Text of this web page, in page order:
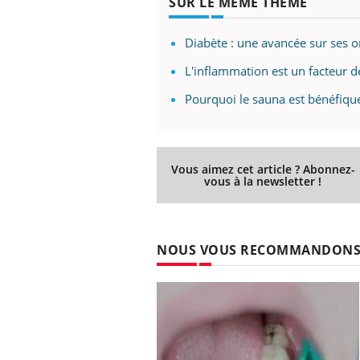
Diabète : une avancée sur ses
L'inflammation est un facteur
Pourquoi le sauna est
Vous aimez cet article ? Abonnez-
vous à la newsletter !
NOUS VOUS RECOMMANDONS
Eczéma Chronique des Mains : se
préparer pour l’été ! Youtube
soleil, activités en plein air… Nos mains
Le